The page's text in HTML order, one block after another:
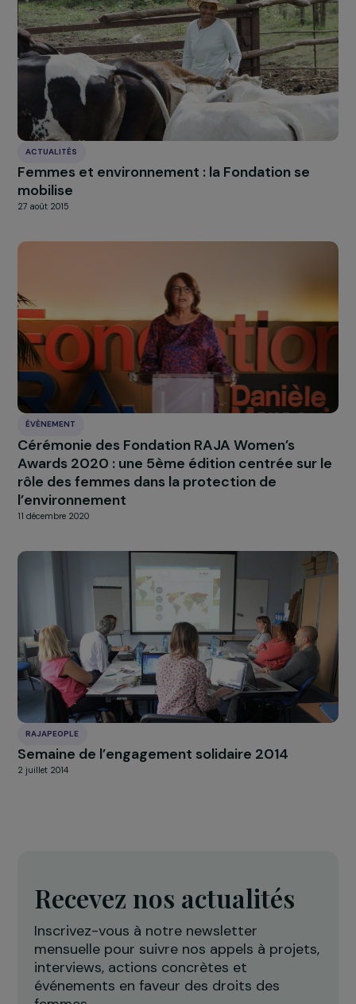
appelle à une COP29 inclusive où l’égalité de genre est
centre des décisions et des actions climatiques,
permettant ainsi une transition juste pour toutes et
À LA UNE
NosActualités
Explorer les actualités
Femmes et environnement : la Fondation se
mobilise
27 août 2015
ÉVÈNEMENT
Cérémonie des Fondation RAJA Women’s
Awards 2020 : une 5ème édition centrée sur
rôle des femmes dans la protection de